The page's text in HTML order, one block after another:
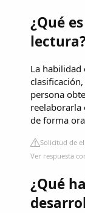
¿Qué
La habilidad
persona
reelaborarla
de forma
Solicitud de
Ver respuesta
¿Qué